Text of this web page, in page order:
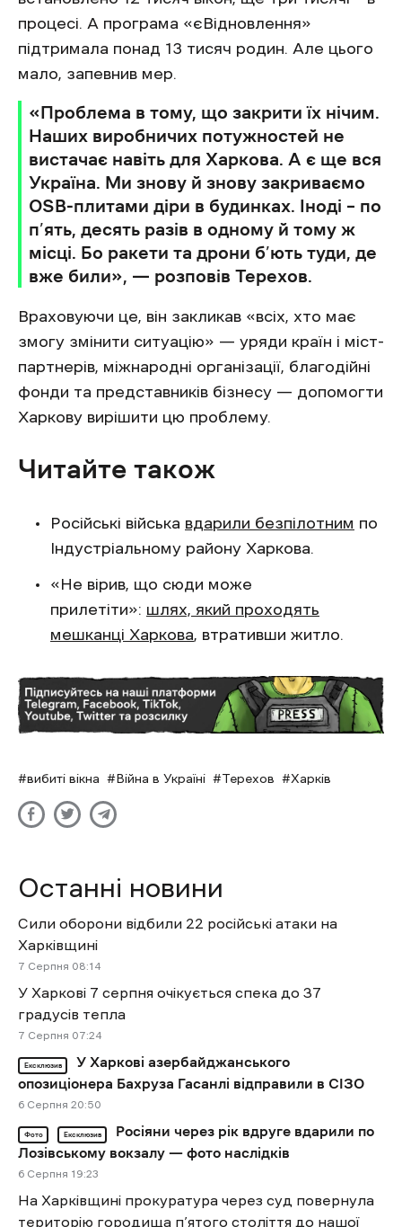
процесі. А програма «єВідновлення»
підтримала понад 13 тисяч родин. Але цього
мало, запевнив мер.
«Проблема в тому, що закрити їх нічим.
Наших виробничих потужностей не
вистачає навіть для Харкова. А є ще вся
Україна. Ми знову й знову закриваємо
OSB-плитами діри в будинках. Іноді – по
п’ять, десять разів в одному й тому ж
місці. Бо ракети та дрони б’ють туди, де
вже били», — розповів Терехов.
Враховуючи це, він закликав «всіх, хто має
змогу змінити ситуацію» — уряди країн і міст-
партнерів, міжнародні організації, благодійні
фонди та представників бізнесу — допомогти
Харкову вирішити цю проблему.
Читайте також
Російські війська вдарили безпілотним по
Індустріальному району Харкова.
«Не вірив, що сюди може
прилетіти»: шлях, який проходять
мешканці Харкова, втративши житло.
вибиті вікна Війна в Україні Терехов Харків
Останні новини
Сили оборони відбили 22 російські атаки на
Харківщині
7 Cерпня 08:14
У Харкові 7 серпня очікується спека до 37
градусів тепла
7 Cерпня 07:24
Ексклюзив
У Харкові азербайджанського
опозиціонера Бахруза Гасанлі відправили в СІЗО
6 Cерпня 20:50
Фото Ексклюзив
Росіяни через рік вдруге вдарили по
Лозівському вокзалу — фото наслідків
6 Cерпня 19:23
На Харківщині прокуратура через суд повернула
територію городища п’ятого століття до нашої